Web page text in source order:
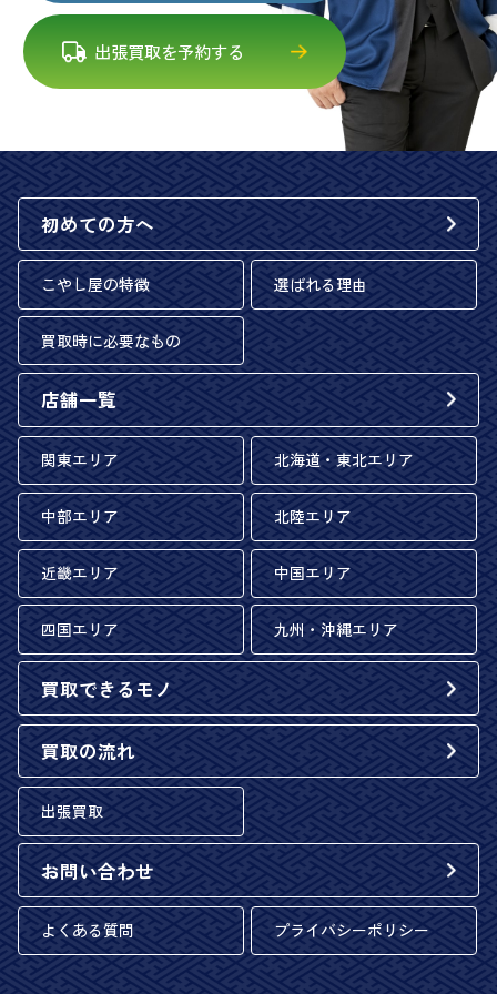
出張買取を予約する
初めての方へ
こやし屋の特徴 選ばれる理由
買取時に必要なもの
店舗一覧
関東エリア 北海道・東北エリア
中部エリア 北陸エリア
近畿エリア 中国エリア
四国エリア 九州・沖縄エリア
買取できるモノ
買取の流れ
出張買取
お問い合わせ
よくある質問 プライバシーポリシー